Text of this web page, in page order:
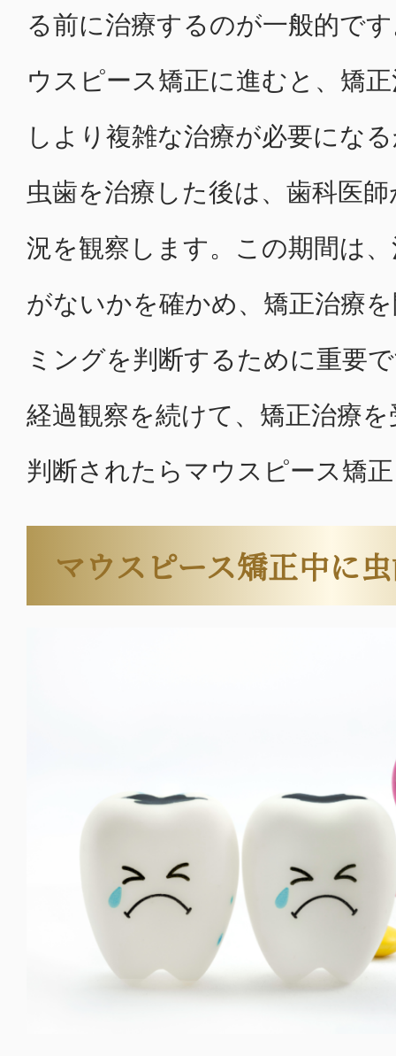
る前に治療するのが一般的で
ウスピース矯正に進むと、矯
しより複雑な治療が必要にな
虫歯を治療した後は、歯科医
況を観察します。この期間は
がないかを確かめ、矯正治療
ミングを判断するために重要
経過観察を続けて、矯正治療
判断されたらマウスピース矯
マウスピース矯正中に